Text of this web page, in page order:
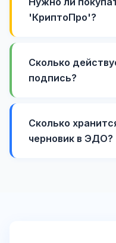
'КриптоПро'?
Сколько
подпись?
Сколько
черновик в ЭДО?